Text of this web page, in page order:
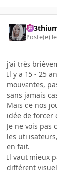
Posté(e)
j'ai très
Il y a 15 - 25
mouvantes,
sans jamais
Mais de nos
idée de forcer
Je ne vois
les
en fait.
Il vaut mieux
différent